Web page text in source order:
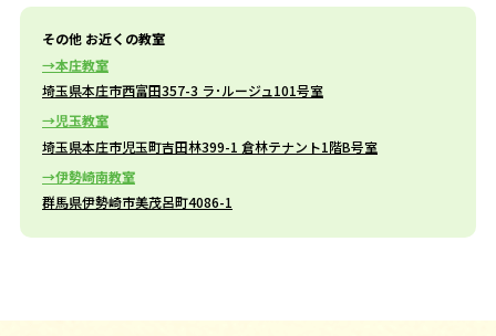
その他 お近くの教室
本庄教室
埼玉県本庄市西富田357-3 ラ･ルージュ101号室
児玉教室
埼玉県本庄市児玉町吉田林399-1 倉林テナント1階B号室
伊勢崎南教室
群馬県伊勢崎市美茂呂町4086-1